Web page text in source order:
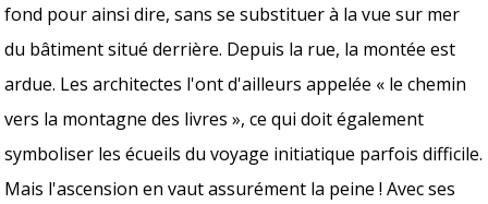
fond pour ainsi dire, sans se substituer à la vue sur mer
du bâtiment situé derrière. Depuis la rue, la montée est
ardue. Les architectes l'ont d'ailleurs appelée « le chemin
vers la montagne des livres », ce qui doit également
symboliser les écueils du voyage initiatique parfois difficile.
Mais l'ascension en vaut assurément la peine ! Avec ses